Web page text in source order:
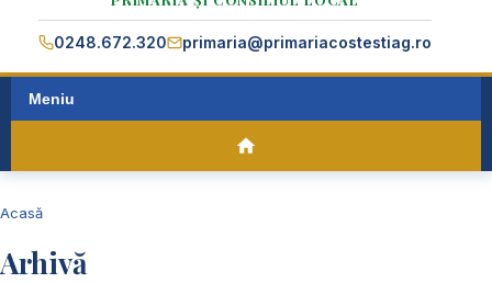
0248.672.320 primaria@primariacostestiag.ro
Meniu
Acasă
Arhivă